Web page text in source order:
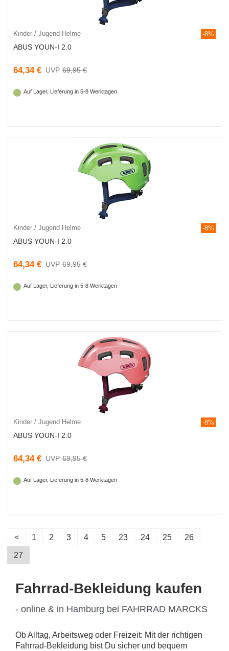
Kinder / Jugend Helme -8%
ABUS YOUN-I 2.0
64,34 € 69,95 €
Auf Lager, Lieferung in 5-8 Werktagen
Kinder / Jugend Helme -8%
ABUS YOUN-I 2.0
64,34 € 69,95 €
Auf Lager, Lieferung in 5-8 Werktagen
Kinder / Jugend Helme -8%
ABUS YOUN-I 2.0
64,34 € 69,95 €
Auf Lager, Lieferung in 5-8 Werktagen
< 1 2 3 4 5 23 24 25 26
27
Fahrrad-Bekleidung kaufen
- online & in Hamburg bei FAHRRAD MARCKS
Ob Alltag, Arbeitsweg oder Freizeit: Mit der richtigen
Fahrrad-Bekleidung bist Du sicher und bequem